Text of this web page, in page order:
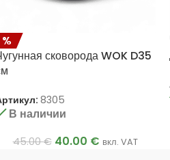
сковорода WOK D35
8305
В наличии
45.00€ 40.00 € вкл. VAT